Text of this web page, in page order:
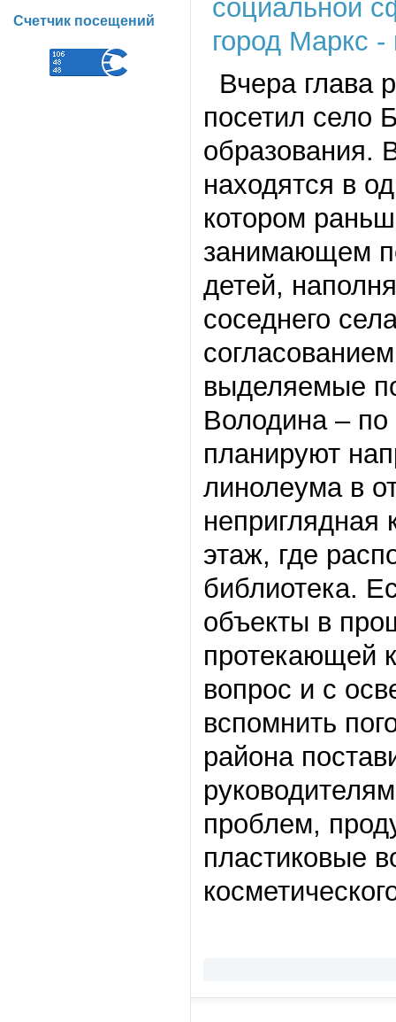
Вчера глава
посетил село
образования.
находятся в
котором
занимающем
детей,
соседнего
выделяемые
Володина – по
планируют
линолеума в
неприглядная
этаж, где
библиотека.
объекты в
протекающей
вопрос и с
вспомнить
района
проблем,
пластиковые
Счетчик посещений